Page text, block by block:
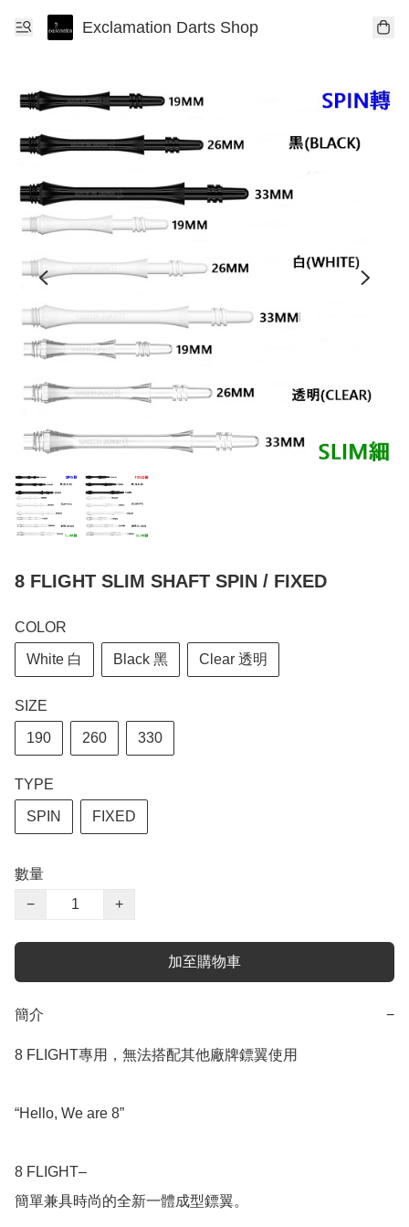
Exclamation Darts Shop
8 FLIGHT SLIM SHAFT SPIN / FIXED
COLOR
White 白 Black 黑 Clear 透明
SIZE
190 260 330
TYPE
SPIN FIXED
數量
−
+
加至購物車
簡介 −
8 FLIGHT專用，無法搭配其他廠牌鏢翼使用
“Hello, We are 8”
8 FLIGHT–
簡單兼具時尚的全新一體成型鏢翼。